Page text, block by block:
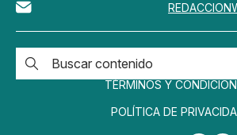
TÉRMINOS Y
POLÍTICA DE